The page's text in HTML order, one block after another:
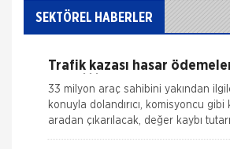
Yangın Hasarı ile ilgili Bilgiler
Kasko Hasar Dosyasında İstenilen
Kaza Tespit Tutanağı
Nakliye Hasarı İçin Gerekli Bilgiler
SEKTÖREL HABERLER
ile yayına başlamıştır. Müşterileri
Trafik kazası hasar
Nisan\\\'da değişiyor:
devreden çıkıyor!
33 milyon araç sahibini yakından
konuyla dolandırıcı, komisyoncu
aradan çıkarılacak, değer kaybı
tarafından anında belirlenec